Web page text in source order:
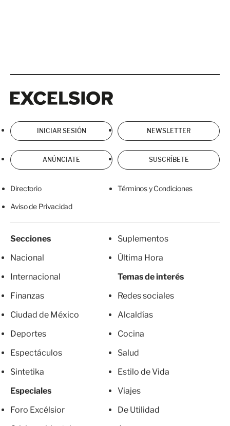
INICIAR SESIÓN NEWSLETTER
ANÚNCIATE SUSCRÍBETE
Directorio Términos y Condiciones
Aviso de Privacidad
Secciones
Nacional
Internacional
Finanzas
Ciudad de México
Deportes
Espectáculos
Sintetika
Especiales
Foro Excélsior
Suplementos
Última Hora
Temas de interés
Redes sociales
Alcaldías
Cocina
Salud
Estilo de Vida
Viajes
De Utilidad